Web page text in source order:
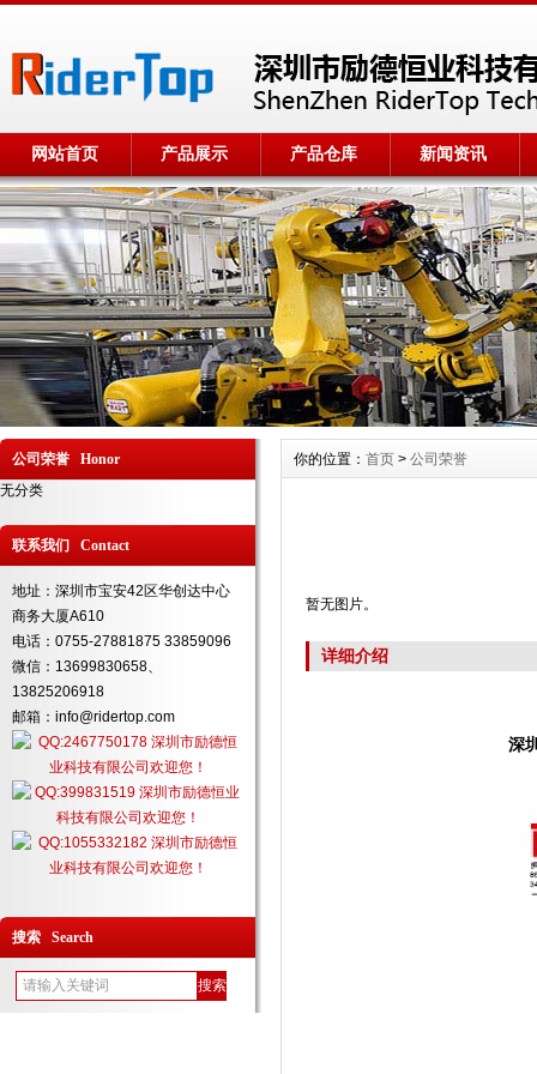
网站首页 产品展示 产品仓库 新闻资讯
公司荣誉 Honor
无分类
联系我们 Contact
地址：深圳市宝安42区华创达中心
商务大厦A610
电话：0755-27881875 33859096
微信：13699830658、
13825206918
邮箱：info@ridertop.com
搜索 Search
你的位置： 首页 > 公司荣誉
暂无图片。
详细介绍
深